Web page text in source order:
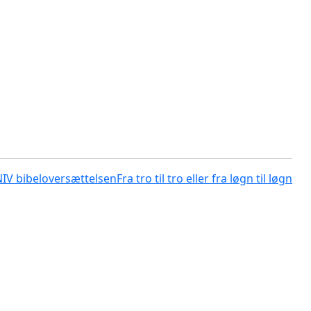
bibeloversættelsenFra tro til tro eller fra løgn til løgn